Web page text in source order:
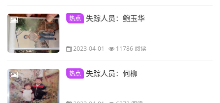
热点 失踪人员：鲍玉华
2023-04-01 11786 阅读
热点 失踪人员：何柳